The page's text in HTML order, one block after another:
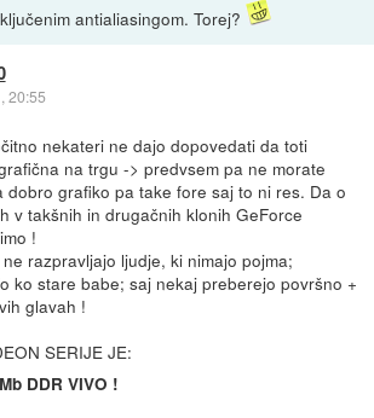
antialiasingom. Torej?
20:55
nekateri ne dajo dopovedati da toti
na trgu -> predvsem pa ne morate
dobro grafiko pa take fore saj to ni res. Da o
v takšnih in drugačnih klonih GeForce
!
razpravljajo ljudje, ki nimajo pojma;
ko stare babe; saj nekaj preberejo površno +
glavah !
SERIJE JE:
DDR VIVO !